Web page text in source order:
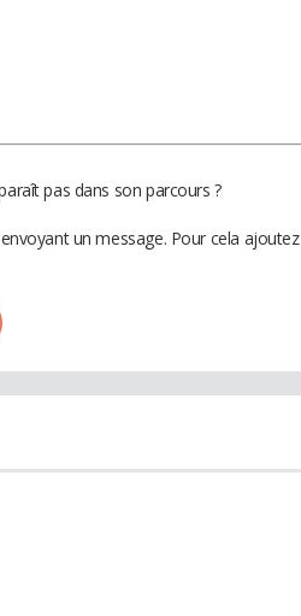
pas dans son parcours ?
un message. Pour cela ajoutez